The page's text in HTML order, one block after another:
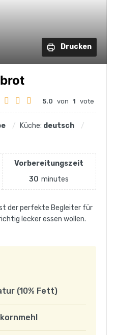
Drucken
5.0 von 1 vote
Küche: deutsch
Vorbereitungszeit
30 minutes
der perfekte Begleiter für
lecker essen wollen.
(10% Fett)